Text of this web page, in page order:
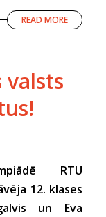
READ MORE
valsts
RTU
12. klases
un Eva